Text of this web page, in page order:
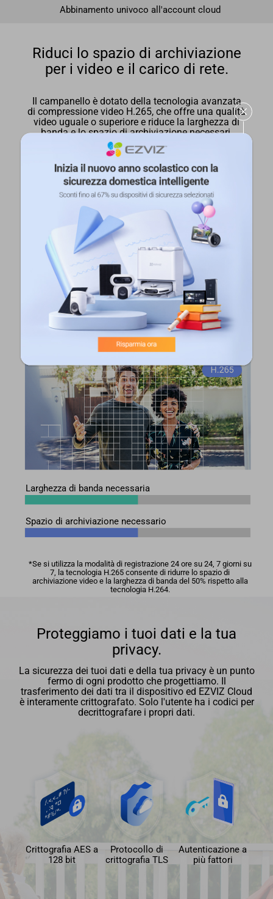
Abbinamento univoco all'account cloud
Riduci lo spazio di archiviazione
per i video e il carico di rete.
Il campanello è dotato della tecnologia avanzata
di compressione video H.265, che offre una qualità
video uguale o superiore e riduce la larghezza di
banda e lo spazio di archiviazione necessari.
*Se si utilizza la modalità di registrazione 24 ore su 24, 7 giorni su
7, la tecnologia H.265 consente di ridurre lo spazio di
archiviazione video e la larghezza di banda del 50% rispetto alla
tecnologia H.264.
Larghezza di banda necessaria
Larghezza di banda necessaria
Spazio di archiviazione necessario
Spazio di archiviazione necessario
Proteggiamo i tuoi dati e la tua
privacy.
La sicurezza dei tuoi dati e della tua privacy è un punto
fermo di ogni prodotto che progettiamo. Il
trasferimento dei dati tra il dispositivo ed EZVIZ Cloud
è interamente crittografato. Solo l'utente ha i codici per
decrittografare i propri dati.
Crittografia AES a
128 bit
Protocollo di
crittografia TLS
Autenticazione a
più fattori